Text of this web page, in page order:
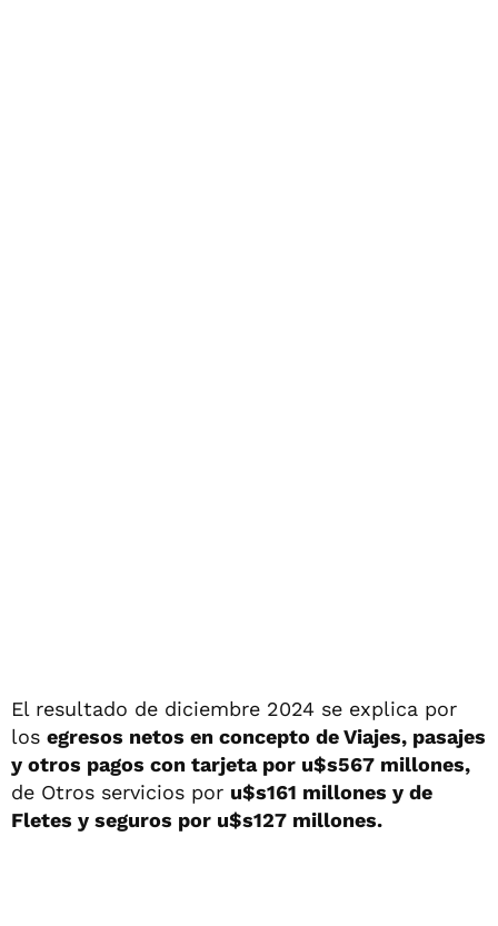
El resultado de diciembre 2024 se explica por
los egresos netos en concepto de Viajes, pasajes
y otros pagos con tarjeta por u$s567 millones,
de Otros servicios por u$s161 millones y de
Fletes y seguros por u$s127 millones.